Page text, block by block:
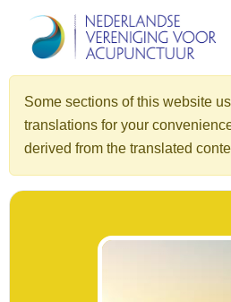
Some sections of this website
translations for your
derived from the translated